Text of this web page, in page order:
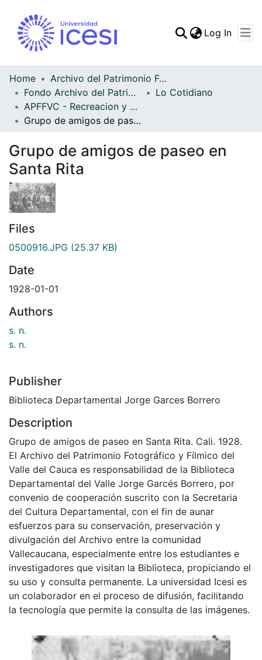
Statistics
Log In
Home
Archivo del Patrimonio Fotográfico y Fílmico del Valle del Cauca
Fondo Archivo del Patrimonio Fotográfico y Fílmico del Valle del Cauca
Lo Cotidiano
APFFVC - Recreacion y Paseo - Patrimonial
Grupo de amigos de paseo en Santa Rita
Grupo de amigos de paseo en
Santa Rita
Files
0500916.JPG (25.37 KB)
Date
1928-01-01
Authors
s. n.
s. n.
Publisher
Biblioteca Departamental Jorge Garces Borrero
Description
Grupo de amigos de paseo en Santa Rita. Cali. 1928.
El Archivo del Patrimonio Fotográfico y Fílmico del
Valle del Cauca es responsabilidad de la Biblioteca
Departamental del Valle Jorge Garcés Borrero, por
convenio de cooperación suscrito con la Secretaria
del Cultura Departamental, con el fin de aunar
esfuerzos para su conservación, preservación y
divulgación del Archivo entre la comunidad
Vallecaucana, especialmente entre los estudiantes e
investigadores que visitan la Biblioteca, propiciando el
su uso y consulta permanente. La universidad Icesi es
un colaborador en el proceso de difusión, facilitando
la tecnología que permite la consulta de las imágenes.